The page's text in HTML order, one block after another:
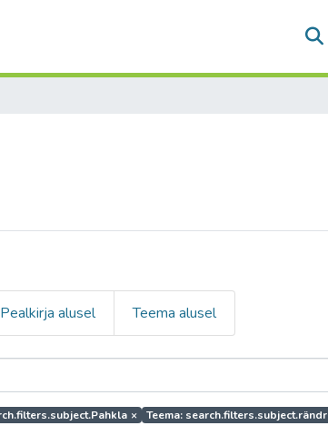
Pealkirja alusel Teema alusel
× Teema: